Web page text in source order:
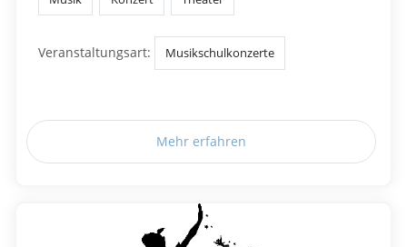
Veranstaltungsart: Musikschulkonzerte
Mehr erfahren